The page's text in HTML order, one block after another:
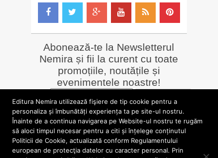
Abonează-te la Newsletterul
Nemira și fii la curent cu toate
promoțiile, noutățile și
evenimentele noastre!
LIBRĂRII online
» Librăria Online Nemira
Nemi
Alte siteuri
»Nemira Media
»
Valentin Nicolau
Editura Nemira utilizează fişiere de tip cookie pentru a
personaliza și îmbunătăți experiența ta pe site-ul nostru.
Înainte de a continua navigarea pe Website-ul nostru te rugăm
să aloci timpul necesar pentru a citi și înțelege conținutul
Politicii de Cookie, actualizată conform Regulamentului
european de protecţia datelor cu caracter personal. Prin